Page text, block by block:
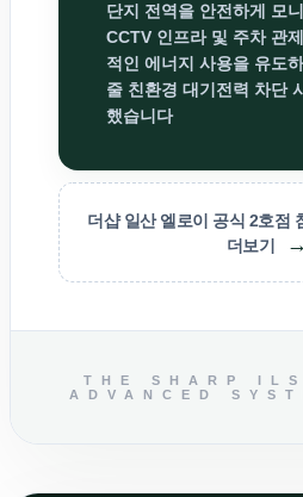
단지 전역을 안전하게 모
CCTV 인프라 및 주차 관
적인 에너지 사용을 유도
줄 친환경 대기전력 차단
했습니다
더샵 일산 엘로이 공식 2호점
더보기
→
THE SHARP
ADVANCED